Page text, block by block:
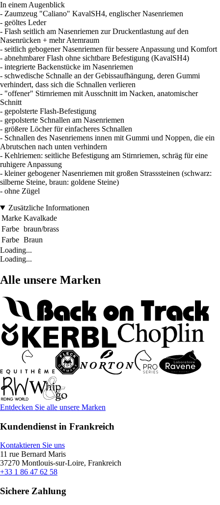
In einem Augenblick
- Zaumzeug "Caliano" KavalSH4, englischer Nasenriemen
- geöltes Leder
- Flash seitlich am Nasenriemen zur Druckentlastung auf den
Nasenrücken + mehr Atemraum
- seitlich gebogener Nasenriemen für bessere Anpassung und Komfort
- abnehmbarer Flash ohne sichtbare Befestigung (KavalSH4)
- integrierte Backenstücke im Nasenriemen
- schwedische Schnalle an der Gebissaufhängung, deren Gummi
verhindert, dass sich die Schnallen verlieren
- "offener" Stirnriemen mit Ausschnitt im Nacken, anatomischer
Schnitt
- gepolsterte Flash-Befestigung
- gepolsterte Schnallen am Nasenriemen
- größere Löcher für einfacheres Schnallen
- Schnallen des Nasenriemens innen mit Gummi und Noppen, die ein
Abrutschen nach unten verhindern
- Kehlriemen: seitliche Befestigung am Stirnriemen, schräg für eine
ruhigere Anpassung
- kleiner gebogener Nasenriemen mit großen Strasssteinen (schwarz:
silberne Steine, braun: goldene Steine)
- ohne Zügel
Zusätzliche Informationen
Marke Kavalkade
Farbe braun/brass
Farbe Braun
Loading...
Loading...
Alle unsere Marken
Entdecken Sie alle unsere Marken
Kundendienst in Frankreich
Kontaktieren Sie uns
11 rue Bernard Maris
37270 Montlouis-sur-Loire, Frankreich
+33 1 86 47 62 58
Sichere Zahlung